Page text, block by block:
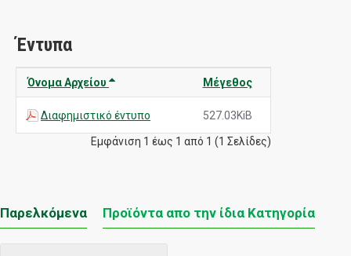
Έντυπα
Όνομα Αρχείου Μέγεθος
Διαφημιστικό έντυπο 527.03KiB
Εμφάνιση 1 έως 1 από 1 (1 Σελίδες)
Παρελκόμενα Προϊόντα απο την ίδια Κατηγορία